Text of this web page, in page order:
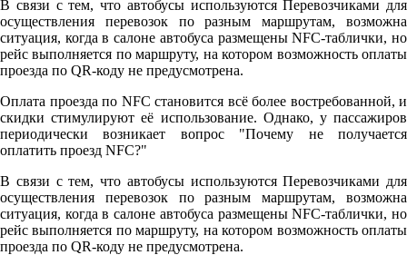
В связи с тем, что автобусы используются Перевозчиками для
осуществления перевозок по разным маршрутам, возможна
ситуация, когда в салоне автобуса размещены NFC-таблички, но
рейс выполняется по маршруту, на котором возможность оплаты
проезда по QR-коду не предусмотрена.
Оплата проезда по NFC становится всё более востребованной, и
скидки стимулируют её использование. Однако, у пассажиров
периодически возникает вопрос "Почему не получается
оплатить проезд NFC?"
В связи с тем, что автобусы используются Перевозчиками для
осуществления перевозок по разным маршрутам, возможна
ситуация, когда в салоне автобуса размещены NFC-таблички, но
рейс выполняется по маршруту, на котором возможность оплаты
проезда по QR-коду не предусмотрена.